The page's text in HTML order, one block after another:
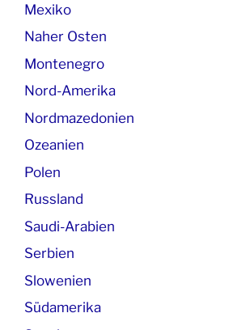
Mexiko
Naher Osten
Montenegro
Nord-Amerika
Nordmazedonien
Ozeanien
Polen
Russland
Saudi-Arabien
Serbien
Slowenien
Südamerika